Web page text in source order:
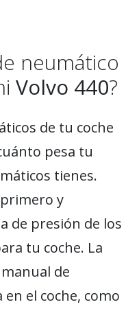
neumático
Volvo 440?
de tu coche
pesa tu
tienes.
y
de presión de los
tu coche. La
de
el coche, como